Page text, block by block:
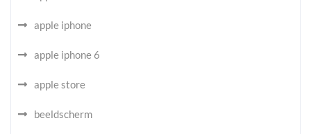
apple iphone
apple iphone 6
apple store
beeldscherm